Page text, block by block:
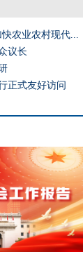
农业农村现代...
议长
正式友好访问